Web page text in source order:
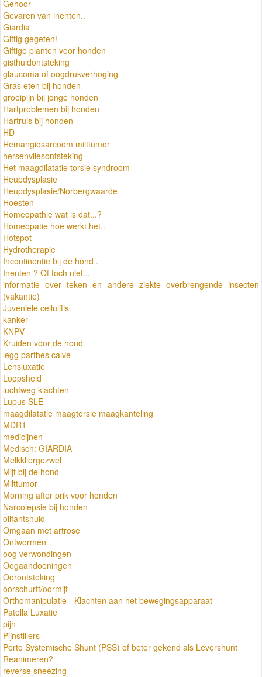
Gehoor
Gevaren van inenten..
Giardia
Giftig gegeten!
Giftige planten voor honden
gisthuidontsteking
glaucoma of oogdrukverhoging
Gras eten bij honden
groeipijn bij jonge honden
Hartproblemen bij honden
Hartruis bij honden
HD
Hemangiosarcoom milttumor
hersenvliesontsteking
Het maagdilatatie torsie syndroom
Heupdysplasie
Heupdysplasie/Norbergwaarde
Hoesten
Homeopathie wat is dat...?
Homeopatie hoe werkt het..
Hotspot
Hydrotherapie
Incontinentie bij de hond .
Inenten ? Of toch niet...
informatie over teken en andere ziekte overbrengende insecten
(vakantie)
Juveniele cellulitis
kanker
KNPV
Kruiden voor de hond
legg parthes calve
Lensluxatie
Loopsheid
luchtweg klachten
Lupus SLE
maagdilatatie maagtorsie maagkanteling
MDR1
medicijnen
Medisch: GIARDIA
Melkkliergezwel
Mijt bij de hond
Milttumor
Morning after prik voor honden
Narcolepsie bij honden
olifantshuid
Omgaan met artrose
Ontwormen
oog verwondingen
Oogaandoeningen
Oorontsteking
oorschurft/oormijt
Orthomanipulatie - Klachten aan het bewegingsapparaat
Patella Luxatie
pijn
Pijnstillers
Porto Systemische Shunt (PSS) of beter gekend als Levershunt
Reanimeren?
reverse sneezing